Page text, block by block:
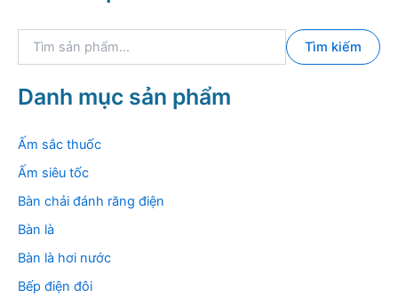
k
i
m
Tìm kiếm
Danh mục sản phẩm
Ấm sắc thuốc
Ấm siêu tốc
Bàn chải đánh răng điện
Bàn là
Bàn là hơi nước
Bếp điện đôi